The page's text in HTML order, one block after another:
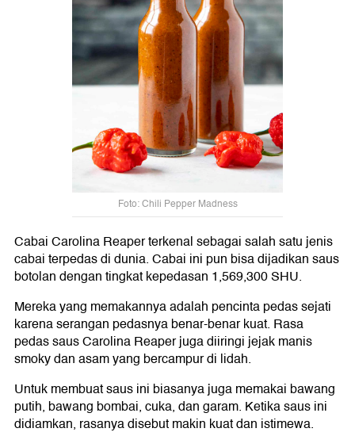
Foto: Chili Pepper Madness
Cabai Carolina Reaper terkenal sebagai salah satu jenis
cabai terpedas di dunia. Cabai ini pun bisa dijadikan saus
botolan dengan tingkat kepedasan 1,569,300 SHU.
Mereka yang memakannya adalah pencinta pedas sejati
karena serangan pedasnya benar-benar kuat. Rasa
pedas saus Carolina Reaper juga diiringi jejak manis
smoky dan asam yang bercampur di lidah.
Untuk membuat saus ini biasanya juga memakai bawang
putih, bawang bombai, cuka, dan garam. Ketika saus ini
didiamkan, rasanya disebut makin kuat dan istimewa.